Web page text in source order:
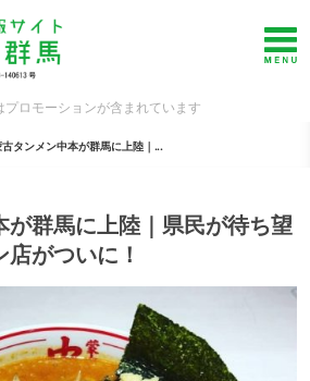
プロモーションが含まれています
古タンメン中本が群馬に上陸｜...
が群馬に上陸｜県民が待ち望
がついに！